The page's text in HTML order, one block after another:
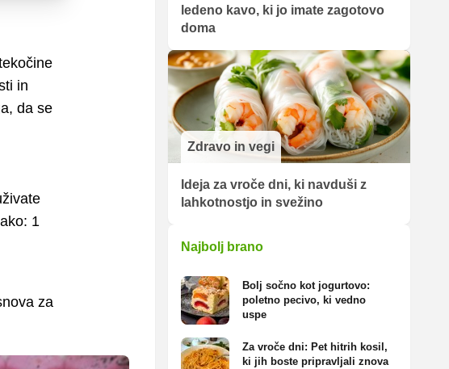
in
da se
1
za
ledeno kavo, ki jo imate zagotovo
doma
Zdravo in vegi
Ideja za vroče dni, ki navduši z
lahkotnostjo in svežino
Najbolj brano
Bolj sočno kot jogurtovo:
poletno pecivo, ki vedno
uspe
Za vroče dni: Pet hitrih kosil,
ki jih boste pripravljali znova